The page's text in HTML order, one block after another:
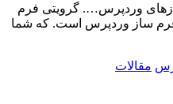
گرویتی فرم
وردپرس است. که شما